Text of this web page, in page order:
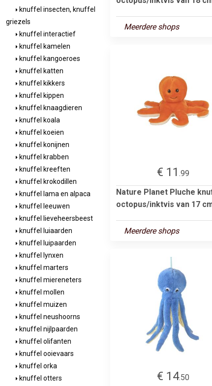
knuffel insecten, knuffel
griezels
knuffel interactief
knuffel kamelen
knuffel kangoeroes
knuffel katten
knuffel kikkers
knuffel kippen
knuffel knaagdieren
knuffel koala
knuffel koeien
knuffel konijnen
knuffel krabben
knuffel kreeften
knuffel krokodillen
knuffel lama en alpaca
knuffel leeuwen
knuffel lieveheersbeest
knuffel luiaarden
knuffel luipaarden
knuffel lynxen
knuffel marters
knuffel miereneters
knuffel mollen
knuffel muizen
knuffel neushoorns
knuffel nijlpaarden
knuffel olifanten
knuffel ooievaars
knuffel orka
knuffel otters
Meerdere shops
€ 11 .99
Nature Planet Pluche
octopus/inktvis van 17
Meerdere shops
€ 14.50